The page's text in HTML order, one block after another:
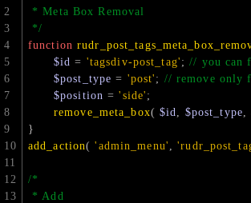
* Meta Box Removal
*/
function
$id = 'tagsdiv-post_tag' ; // you can
$post_type = 'post' ; // remove only
$position = 'side' ;
remove_meta_box( $id $post_type ,
}
add_action( 'admin_menu' ,
/*
* Add